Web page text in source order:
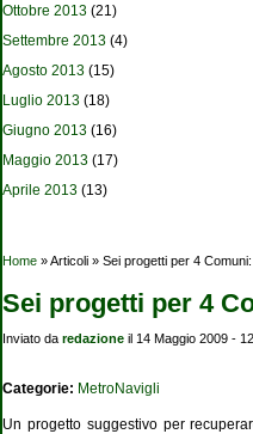
Ottobre 2013 (21)
Settembre 2013 (4)
Agosto 2013 (15)
Luglio 2013 (18)
Giugno 2013 (16)
Maggio 2013 (17)
Aprile 2013 (13)
Tu sei qui
Home » Articoli » Sei progetti per 4
Sei progetti per 4
Inviato da redazione il 14 Maggio 2009 -
Categorie: MetroNavigli
Un progetto suggestivo per